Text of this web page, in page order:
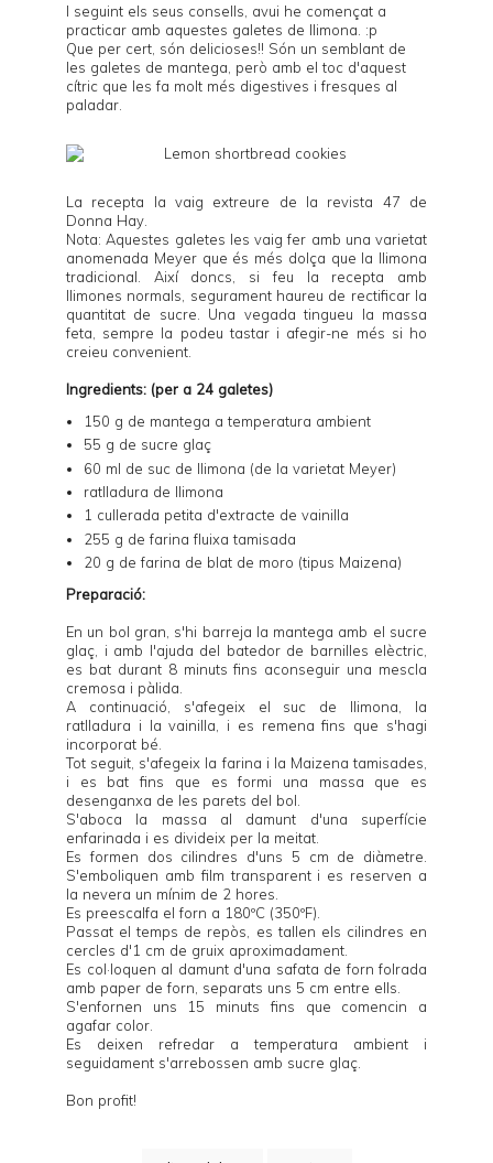
I seguint els seus consells, avui he començat a
practicar amb aquestes galetes de llimona. :p
Que per cert, són delicioses!! Són un semblant de
les galetes de mantega, però amb el toc d'aquest
cítric que les fa molt més digestives i fresques al
paladar.
La recepta la vaig extreure de la revista 47 de
Donna Hay
Nota: Aquestes galetes les vaig fer amb una varietat
anomenada Meyer que és més dolça que la llimona
tradicional. Així doncs, si feu la recepta amb
llimones normals, segurament haureu de rectificar la
quantitat de sucre. Una vegada tingueu la massa
feta, sempre la podeu tastar i afegir-ne més si ho
creieu convenient.
Ingredients: (per a 24 galetes)
150 g de mantega a temperatura ambient
55 g de sucre glaç
60 ml de suc de llimona (de la varietat Meyer)
ratlladura de llimona
1 cullerada petita d'extracte de vainilla
255 g de farina fluixa tamisada
20 g de farina de blat de moro (tipus Maizena)
Preparació:
En un bol gran, s'hi barreja la mantega amb el sucre
glaç, i amb l'ajuda del batedor de barnilles elèctric,
es bat durant 8 minuts fins aconseguir una mescla
cremosa i pàlida.
A continuació, s'afegeix el suc de llimona, la
ratlladura i la vainilla, i es remena fins que s'hagi
incorporat bé.
Tot seguit, s'afegeix la farina i la Maizena tamisades,
i es bat fins que es formi una massa que es
desenganxa de les parets del bol.
S'aboca la massa al damunt d'una superfície
enfarinada i es divideix per la meitat.
Es formen dos cilindres d'uns 5 cm de diàmetre.
S'emboliquen amb film transparent i es reserven a
la nevera un mínim de 2 hores.
Es preescalfa el forn a 180ºC (350ºF).
Passat el temps de repòs, es tallen els cilindres en
cercles d'1 cm de gruix aproximadament.
Es col·loquen al damunt d'una safata de forn folrada
amb paper de forn, separats uns 5 cm entre ells.
S'enfornen uns 15 minuts fins que comencin a
agafar color.
Es deixen refredar a temperatura ambient i
seguidament s'arrebossen amb sucre glaç.
Bon profit!